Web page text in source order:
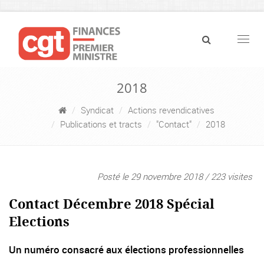
2018
Syndicat
Actions revendicatives
Publications et tracts
"Contact" 2018
Posté le 29 novembre 2018 / 223 visites
Contact Décembre 2018 Spécial
Elections
Un numéro consacré aux élections professionnelles